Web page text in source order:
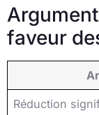
faveur
Réduction